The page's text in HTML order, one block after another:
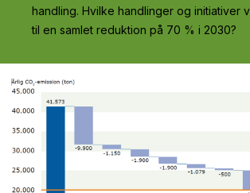
handling. Hvilke handlinger og initiativer
til en samlet reduktion på 70 % i 2030?